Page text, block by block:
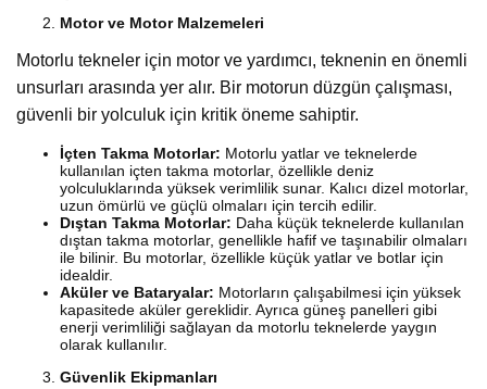
Motor ve Motor Malzemeleri
Motorlu tekneler için motor ve yardımcı, teknenin en önemli
unsurları arasında yer alır. Bir motorun düzgün çalışması,
güvenli bir yolculuk için kritik öneme sahiptir.
İçten Takma Motorlar: Motorlu yatlar ve teknelerde
kullanılan içten takma motorlar, özellikle deniz
yolculuklarında yüksek verimlilik sunar. Kalıcı dizel motorlar,
uzun ömürlü ve güçlü olmaları için tercih edilir.
Dıştan Takma Motorlar: Daha küçük teknelerde kullanılan
dıştan takma motorlar, genellikle hafif ve taşınabilir olmaları
ile bilinir. Bu motorlar, özellikle küçük yatlar ve botlar için
idealdir.
Aküler ve Bataryalar: Motorların çalışabilmesi için yüksek
kapasitede aküler gereklidir. Ayrıca güneş panelleri gibi
enerji verimliliği sağlayan da motorlu teknelerde yaygın
olarak kullanılır.
Güvenlik Ekipmanları